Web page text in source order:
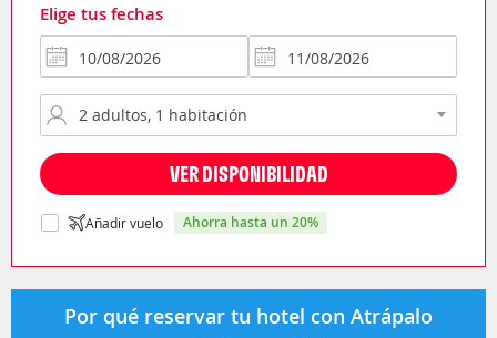
Elige tus fechas
VER DISPONIBILIDAD
Añadir vuelo ahorra hasta un 20%
Por qué reservar tu hotel con Atrápalo